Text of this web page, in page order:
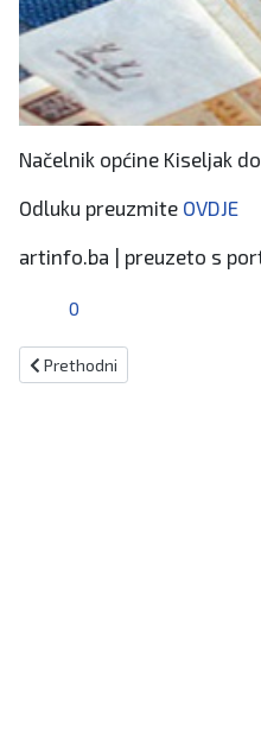
Načelnik općine Kiseljak
Odluku preuzmite OVDJE
artinfo.ba | preuzeto s
0
Prethodni članak: Fondacija
Prethodni